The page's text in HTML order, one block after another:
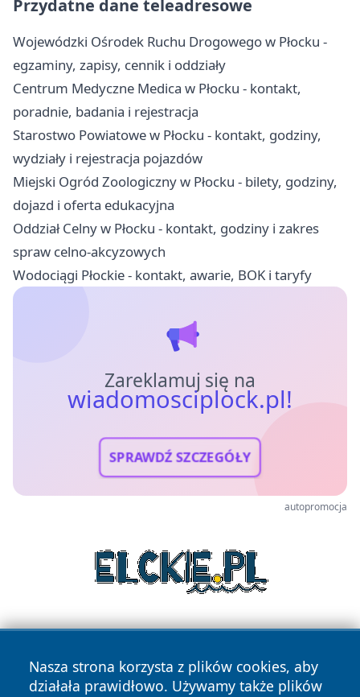
Przydatne dane teleadresowe
Wojewódzki Ośrodek Ruchu Drogowego w Płocku -
egzaminy, zapisy, cennik i oddziały
Centrum Medyczne Medica w Płocku - kontakt,
poradnie, badania i rejestracja
Starostwo Powiatowe w Płocku - kontakt, godziny,
wydziały i rejestracja pojazdów
Miejski Ogród Zoologiczny w Płocku - bilety, godziny,
dojazd i oferta edukacyjna
Oddział Celny w Płocku - kontakt, godziny i zakres
spraw celno-akcyzowych
Wodociągi Płockie - kontakt, awarie, BOK i taryfy
Zareklamuj się na
wiadomosciplock.pl!
SPRAWDŹ SZCZEGÓŁY
autopromocja
Nasza strona korzysta z plików cookies, aby
działała prawidłowo. Używamy także plików